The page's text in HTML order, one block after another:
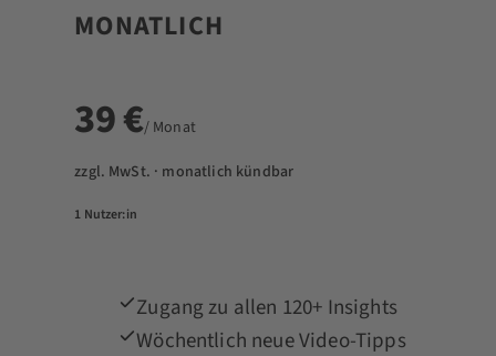
MONATLICH
39 €/ Monat
zzgl. MwSt. · monatlich kündbar
1 Nutzer:in
Zugang zu allen 120+ Insights
Wöchentlich neue Video-Tipps